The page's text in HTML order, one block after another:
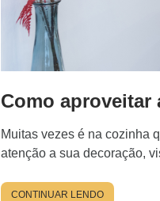
Como aproveitar
Muitas vezes é na cozinha
atenção a sua decoração,
CONTINUAR LENDO